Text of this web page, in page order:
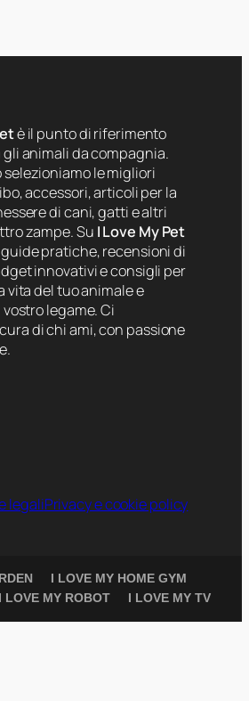
è il punto di riferimento
gli animali da compagnia.
le migliori
accessori, articoli per la
di cani, gatti e altri
zampe. Su I Love My Pet
pratiche, recensioni di
innovativi e consigli per
vita del tuo animale e
legame. Ci
di chi ami, con passione
legaliPrivacy e cookie policy
I LOVE MY HOME GYM
I LOVE MY ROBOT I LOVE MY TV